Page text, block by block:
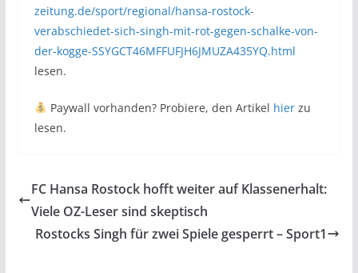
zeitung.de/sport/regional/hansa-rostock-
verabschiedet-sich-singh-mit-rot-gegen-schalke-von-
der-kogge-SSYGCT46MFFUFJH6JMUZA435YQ.html
lesen.
Paywall vorhanden? Probiere, den Artikel hierzu
lesen.
FC Hansa Rostock hofft weiter auf Klassenerhalt:
Viele OZ-Leser sind skeptisch
Rostocks Singh für zwei Spiele gesperrt – Sport1